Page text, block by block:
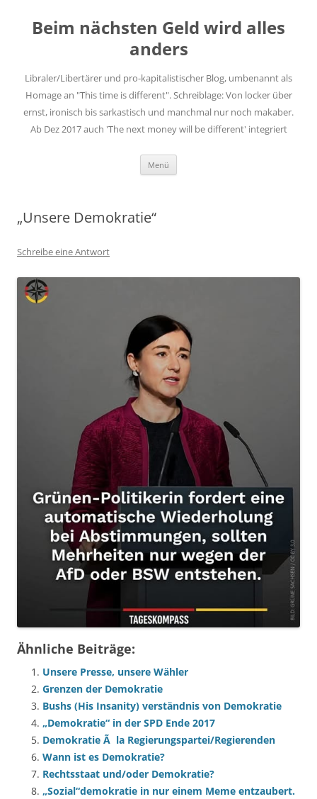
springen
Beim nächsten Geld wird alles
anders
Libraler/Libertärer und pro-kapitalistischer Blog, umbenannt als
Homage an "This time is different". Schreiblage: Von locker über
ernst, ironisch bis sarkastisch und manchmal nur noch makaber.
Ab Dez 2017 auch 'The next money will be different' integriert
Menü
„Unsere Demokratie“
Schreibe eine Antwort
Ähnliche Beiträge:
Unsere Presse, unsere Wähler
Grenzen der Demokratie
Bushs (His Insanity) verständnis von Demokratie
„Demokratie“ in der SPD Ende 2017
Demokratie Ã la Regierungspartei/Regierenden
Wann ist es Demokratie?
Rechtsstaat und/oder Demokratie?
„Sozial“demokratie in nur einem Meme entzaubert.